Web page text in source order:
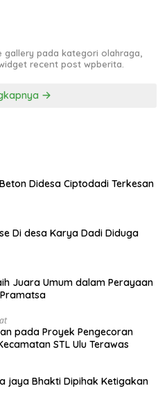
pada kategori olahraga,
recent post wpberita.
Didesa Ciptodadi Terkesan
Di desa Karya Dadi Diduga
Juara Umum dalam Perayaan
pada Proyek Pengecoran
STL Ulu Terawas
jaya Bhakti Dipihak Ketigakan